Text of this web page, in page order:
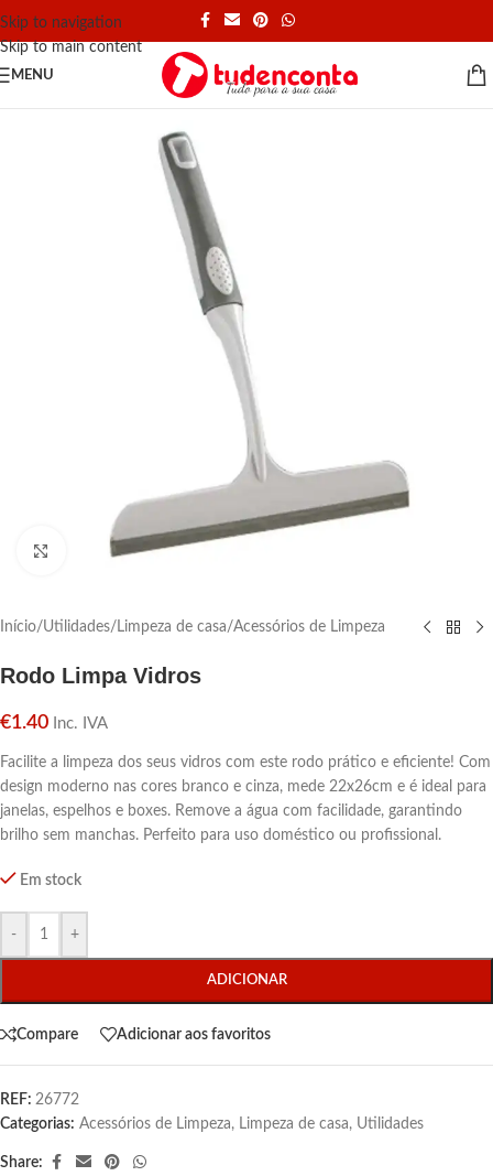
Skip to navigation
Skip to main content
MENU
Click para aumentar
Início/Utilidades/ Limpeza de casa/Acessórios de Limpeza
Rodo Limpa Vidros
€1.40 Inc. IVA
Facilite a limpeza dos seus vidros com este rodo prático e eficiente! Com
design moderno nas cores branco e cinza, mede 22x26cm e é ideal para
janelas, espelhos e boxes. Remove a água com facilidade, garantindo
brilho sem manchas. Perfeito para uso doméstico ou profissional.
Em stock
- +
ADICIONAR
Compare Adicionar aos favoritos
REF: 26772
Categorias: Acessórios de Limpeza, Limpeza de casa, Utilidades
Share: